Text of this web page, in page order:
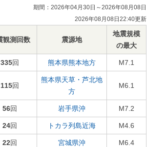
期間：2026年04月30日～2026年08月08日
2026年08月08日22:40更新
観測回数 震源地
地震規模
の最大
335回 熊本県熊本地方 M7.1
115回
熊本県天草・芦北地
方
M6.1
56回 岩手県沖 M7.2
24回 トカラ列島近海 M4.6
22回 宮城県沖 M6.4